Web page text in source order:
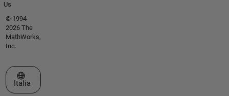
Us
© 1994-
2026 The
MathWorks,
Inc.
Seleziona un sito web
Italia